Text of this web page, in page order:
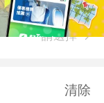
請選擇
清除